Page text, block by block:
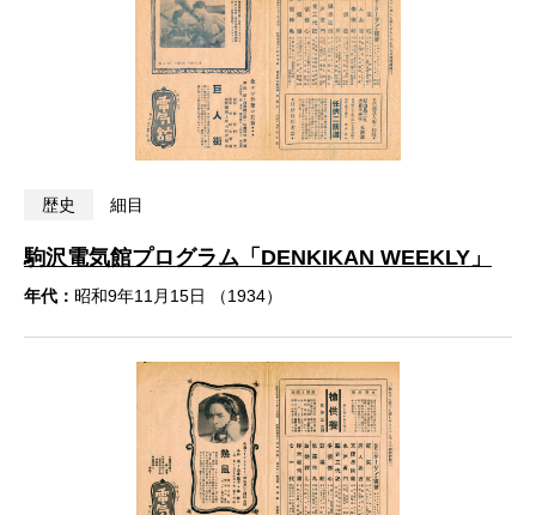
歴史 細目
駒沢電気館プログラム「DENKIKAN WEEKLY」
年代： 昭和9年11月15日 （1934）